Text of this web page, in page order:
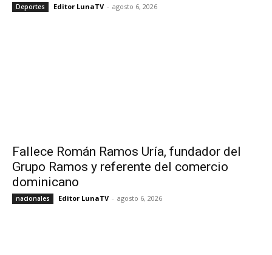
Deportes Editor LunaTV - agosto 6, 2026
Fallece Román Ramos Uría, fundador del
Grupo Ramos y referente del comercio
dominicano
nacionales Editor LunaTV - agosto 6, 2026